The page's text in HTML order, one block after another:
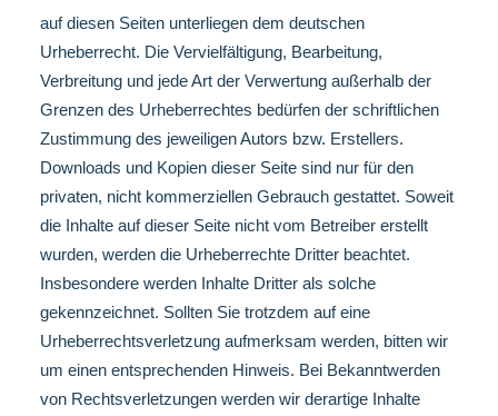
auf diesen Seiten unterliegen dem deutschen
Urheberrecht. Die Vervielfältigung, Bearbeitung,
Verbreitung und jede Art der Verwertung außerhalb der
Grenzen des Urheberrechtes bedürfen der schriftlichen
Zustimmung des jeweiligen Autors bzw. Erstellers.
Downloads und Kopien dieser Seite sind nur für den
privaten, nicht kommerziellen Gebrauch gestattet. Soweit
die Inhalte auf dieser Seite nicht vom Betreiber erstellt
wurden, werden die Urheberrechte Dritter beachtet.
Insbesondere werden Inhalte Dritter als solche
gekennzeichnet. Sollten Sie trotzdem auf eine
Urheberrechtsverletzung aufmerksam werden, bitten wir
um einen entsprechenden Hinweis. Bei Bekanntwerden
von Rechtsverletzungen werden wir derartige Inhalte